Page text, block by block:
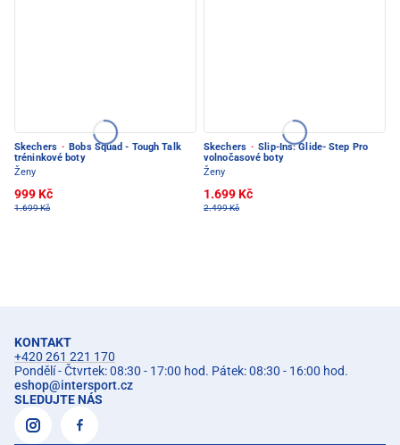
Skechers · Bobs Squad - Tough Talk
tréninkové boty
Ženy
999 Kč
1.699 Kč
Skechers · Slip-Ins: Glide- Step Pro
volnočasové boty
Ženy
1.699 Kč
2.499 Kč
KONTAKT
+420 261 221 170
Pondělí - Čtvrtek: 08:30 - 17:00 hod. Pátek: 08:30 - 16:00 hod.
eshop@intersport.cz
SLEDUJTE NÁS